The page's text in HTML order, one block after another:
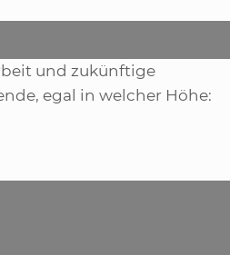
und zukünftige
egal in welcher Höhe: